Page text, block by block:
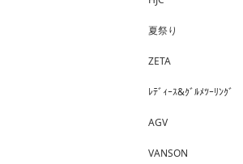
夏祭り
ZETA
ﾚﾃﾞｨｰｽ&ｸﾞﾙﾒﾂｰﾘﾝｸﾞ
AGV
VANSON